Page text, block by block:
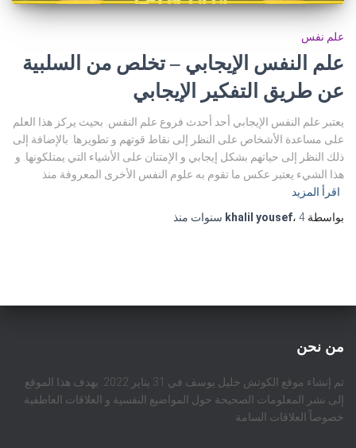
علم نفس
علم النفس الإيجابي – تخلص من السلبية
عن طريق التفكير الإيجابي
يعتبر علم النفس الإيجابي أحد أحدث فروع علم النفس. بحيث يركز هذا العلم
على مساعدة الأشخاص على النظر إلى نقاط قوتهم و تطويرها. بالإضافة إلى
ذلك النظر إلى حياتهم بشكل إيجابي و الإمتنان على الأشياء التي يمتلكونها. و
هذا الشيء يعتبر عكس ما تقوم به علوم النفس الأخرى المعروفة منذ
اقرأ المزيد
بواسطة
khalil yousef، 4 سنوات منذ
من نحن
تم إنشاء موقع الكوتش خليل يوسف في 31 يناير 2022. يهدف هذا الموقع
إلى نشر المعلومات الصحيحة حول المواضيع النفسية و العلاقات العاطفية
خصوصاً العلاقات السامة